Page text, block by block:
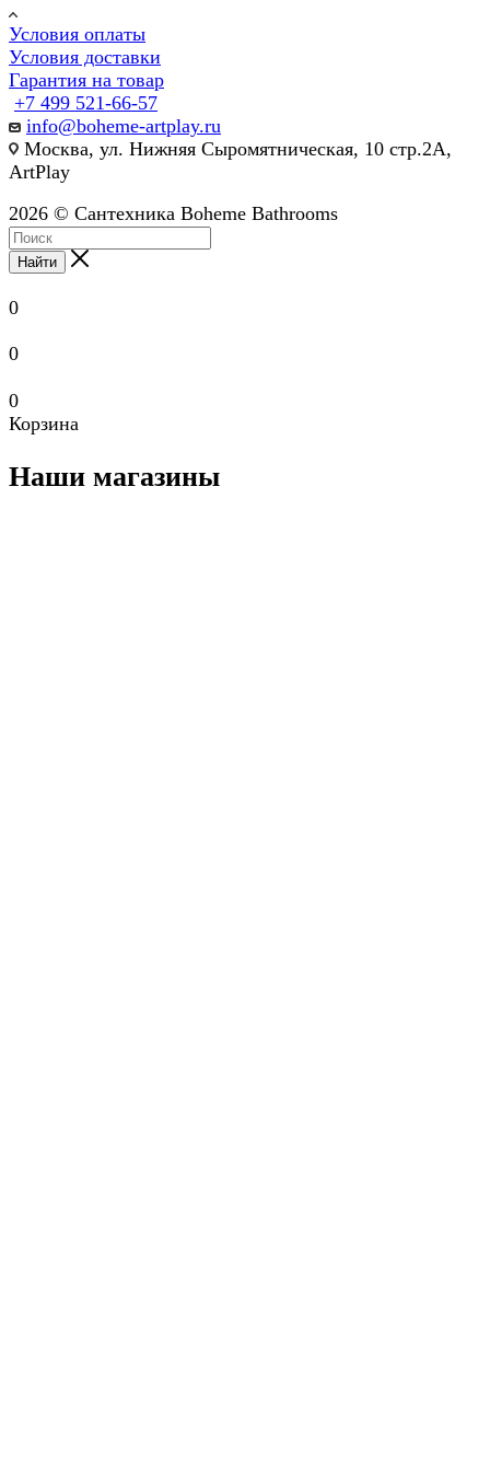
Условия оплаты
Условия доставки
Гарантия на товар
+7 499 521-66-57
info@boheme-artplay.ru
Москва, ул. Нижняя Сыромятническая, 10 стр.2А,
ArtPlay
2026 © Сантехника Boheme Bathrooms
Найти
0
0
0
Корзина
Наши магазины